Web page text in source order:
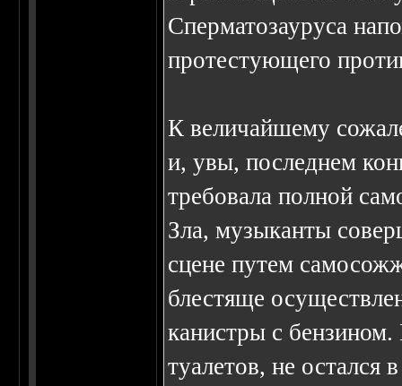
Сперматозауруса
протестующего
К величайшему
и, увы, последнем
требовала полной
Зла, музыканты
сцене путем
блестяще
канистры с
туалетов, не